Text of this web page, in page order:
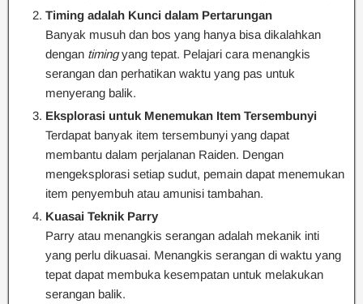
Timing adalah Kunci dalam Pertarungan
Banyak musuh dan bos yang hanya bisa dikalahkan
dengan timingyang tepat. Pelajari cara menangkis
serangan dan perhatikan waktu yang pas untuk
menyerang balik.
Eksplorasi untuk Menemukan Item Tersembunyi
Terdapat banyak item tersembunyi yang dapat
membantu dalam perjalanan Raiden. Dengan
mengeksplorasi setiap sudut, pemain dapat menemukan
item penyembuh atau amunisi tambahan.
Kuasai Teknik Parry
Parry atau menangkis serangan adalah mekanik inti
yang perlu dikuasai. Menangkis serangan di waktu yang
tepat dapat membuka kesempatan untuk melakukan
serangan balik.